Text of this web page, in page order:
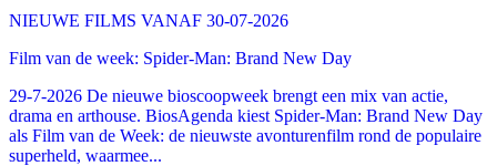
NIEUWE FILMS VANAF 30-07-2026
Film van de week: Spider-Man: Brand New Day
29-7-2026 De nieuwe bioscoopweek brengt een mix van actie,
drama en arthouse. BiosAgenda kiest Spider-Man: Brand New Day
als Film van de Week: de nieuwste avonturenfilm rond de populaire
superheld, waarmee...